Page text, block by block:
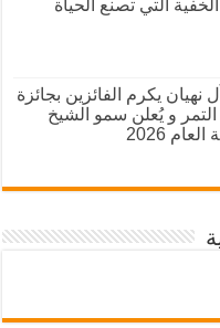
التي تصنع الحياة
نهيان يكرم الفائزين بجائزة
التمر و يُعلن سمو الشيخ
2026